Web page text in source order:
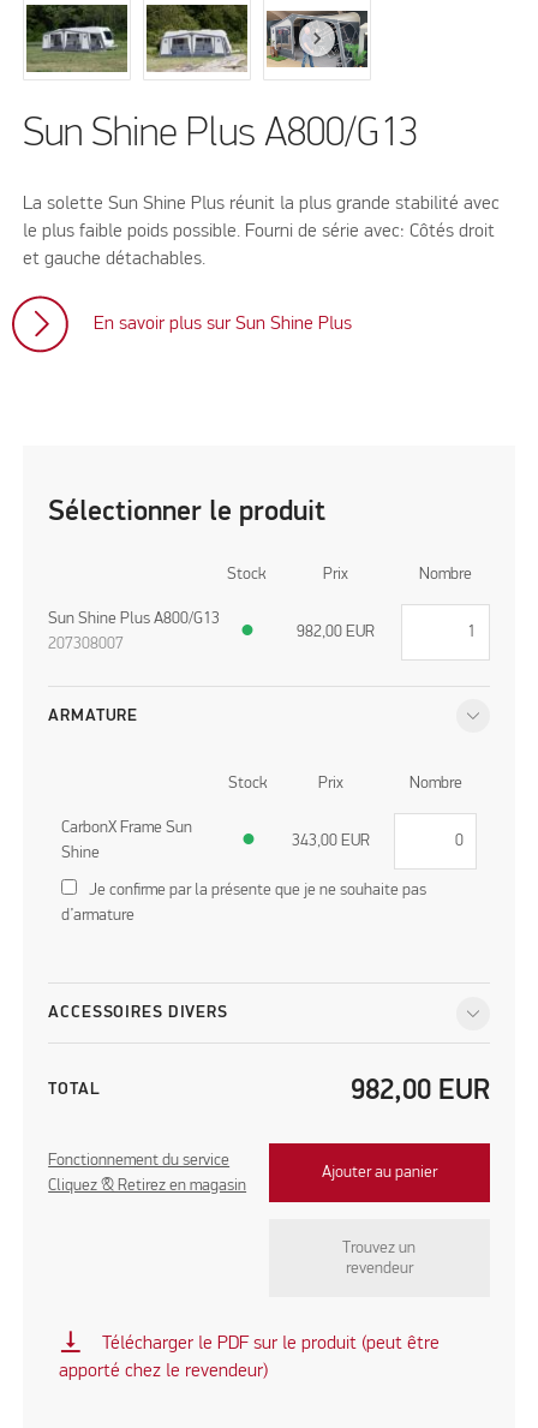
Sun Shine Plus A800/G13
La solette Sun Shine Plus réunit la plus grande stabilité avec
le plus faible poids possible. Fourni de série avec: Côtés droit
et gauche détachables.
En savoir plus sur Sun Shine Plus
Sélectionner le produit
Stock Prix Nombre
Sun Shine Plus A800/G13
207308007
● 982,00 EUR
ARMATURE
Stock Prix Nombre
CarbonX Frame Sun
Shine
● 343,00 EUR
Je confirme par la présente que je ne souhaite pas
d’armature
ACCESSOIRES DIVERS
TOTAL 982,00 EUR
Fonctionnement du service
Cliquez & Retirez en magasin
Ajouter au panier
Trouvez un
revendeur
vertical_align_bottom
Télécharger le PDF sur le produit (peut être
apporté chez le revendeur)